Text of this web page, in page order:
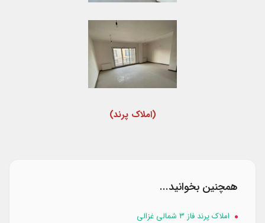
(املاک پرند)
همچنین بخوانید...
املاک پرند فاز ۳ شمالی غزالی